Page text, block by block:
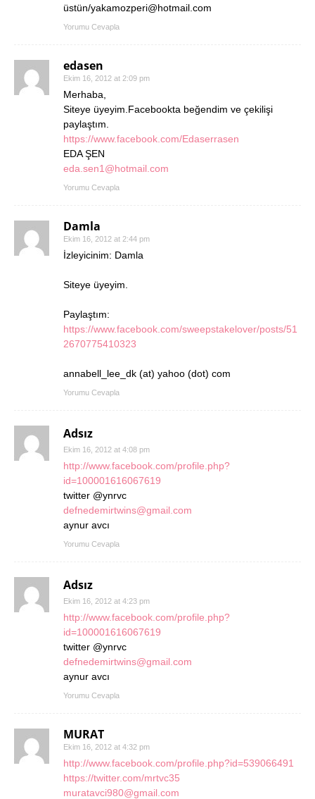
üstün/yakamozperi@hotmail.com
Yorumu Cevapla
edasen
Ekim 16, 2012 at 2:09 pm
Merhaba,
Siteye üyeyim.Facebookta beğendim ve çekilişi
paylaştım.
https://www.facebook.com/Edaserrasen
EDA ŞEN
eda.sen1@hotmail.com
Yorumu Cevapla
Damla
Ekim 16, 2012 at 2:44 pm
İzleyicinim: Damla
Siteye üyeyim.
Paylaştım:
https://www.facebook.com/sweepstakelover/posts/51
2670775410323
annabell_lee_dk (at) yahoo (dot) com
Yorumu Cevapla
Adsız
Ekim 16, 2012 at 4:08 pm
http://www.facebook.com/profile.php?
id=100001616067619
twitter @ynrvc
defnedemirtwins@gmail.com
aynur avcı
Yorumu Cevapla
Adsız
Ekim 16, 2012 at 4:23 pm
http://www.facebook.com/profile.php?
id=100001616067619
twitter @ynrvc
defnedemirtwins@gmail.com
aynur avcı
Yorumu Cevapla
MURAT
Ekim 16, 2012 at 4:32 pm
http://www.facebook.com/profile.php?id=539066491
https://twitter.com/mrtvc35
muratavci980@gmail.com